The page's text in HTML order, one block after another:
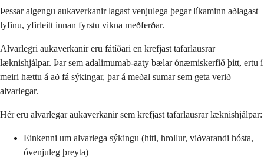
Þessar algengu aukaverkanir lagast venjulega þegar líkaminn aðlagast
lyfinu, yfirleitt innan fyrstu vikna meðferðar.
Alvarlegri aukaverkanir eru fátíðari en krefjast tafarlausrar
læknishjálpar. Þar sem adalimumab-aaty bælar ónæmiskerfið þitt, ertu í
meiri hættu á að fá sýkingar, þar á meðal sumar sem geta verið
alvarlegar.
Hér eru alvarlegar aukaverkanir sem krefjast tafarlausrar læknishjálpar:
Einkenni um alvarlega sýkingu (hiti, hrollur, viðvarandi hósta,
óvenjuleg þreyta)